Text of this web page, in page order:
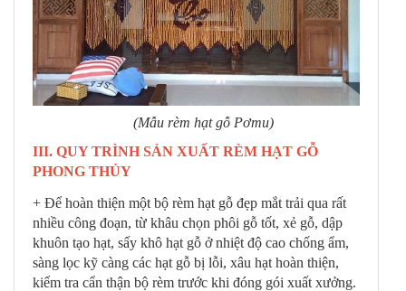
(Mẫu rèm hạt gỗ Pơmu)
III. QUY TRÌNH SẢN XUẤT RÈM HẠT GỖ
PHONG THỦY
+ Để hoàn thiện một bộ rèm hạt gỗ đẹp mắt trải qua rất
nhiều công đoạn, từ khâu chọn phôi gỗ tốt, xẻ gỗ, dập
khuôn tạo hạt, sấy khô hạt gỗ ở nhiệt độ cao chống ẩm,
sàng lọc kỹ càng các hạt gỗ bị lỗi, xâu hạt hoàn thiện,
kiểm tra cẩn thận bộ rèm trước khi đóng gói xuất xưởng.